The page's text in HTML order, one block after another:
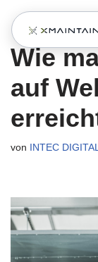
Zum
Inhalt
Wie
auf
von INTEC